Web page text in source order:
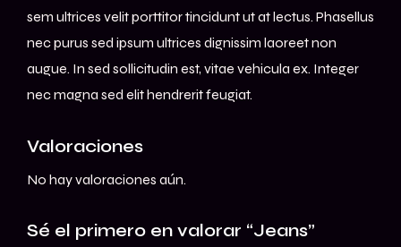
sem ultrices velit porttitor tincidunt ut at lectus. Phasellus
nec purus sed ipsum ultrices dignissim laoreet non
augue. In sed sollicitudin est, vitae vehicula ex. Integer
nec magna sed elit hendrerit feugiat.
Valoraciones
No hay valoraciones aún.
Sé el primero en valorar “Jeans”